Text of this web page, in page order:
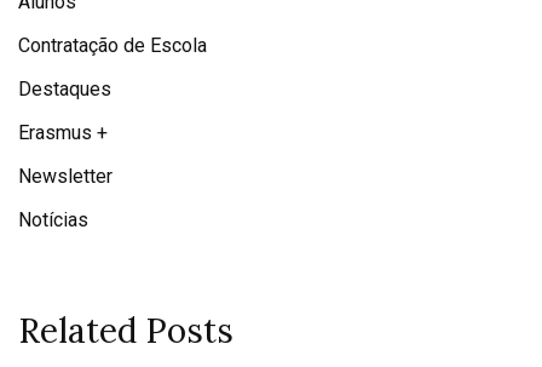
Contratação de Escola
Destaques
Erasmus +
Newsletter
Notícias
Related Posts